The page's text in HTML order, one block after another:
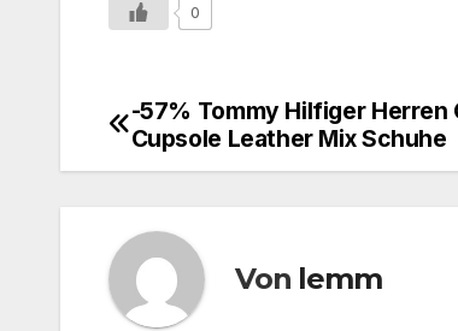
0
-57% Tommy Hilfiger Herren
Cupsole Leather Mix Schuhe
Von lemm